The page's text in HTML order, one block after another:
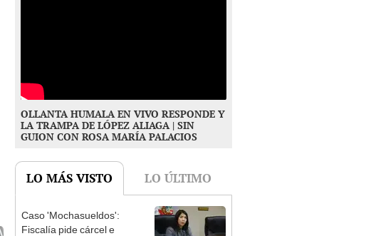
OLLANTA HUMALA EN VIVO RESPONDE Y
LA TRAMPA DE LÓPEZ ALIAGA | SIN
GUION CON ROSA MARÍA PALACIOS
LO MÁS VISTO LO ÚLTIMO
Caso 'Mochasueldos':
Fiscalía pide cárcel e